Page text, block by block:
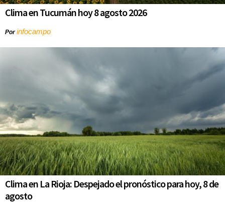
Clima en Tucumán hoy 8 agosto 2026
Porinfocampo
Clima en La Rioja: Despejado el pronóstico para hoy, 8 de
agosto